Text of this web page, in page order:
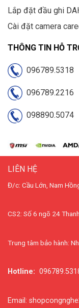
Lắp đặt đầu ghi
Cài đặt camera
THÔNG TIN HỖ
096789.5318
096789.2216
098890.5074
LIÊN HỆ
Đ/c: Cầu Lớn, Nam
CS2: Số 6 ngõ 24
Trung tâm bảo hành:
Hotline:
Email: